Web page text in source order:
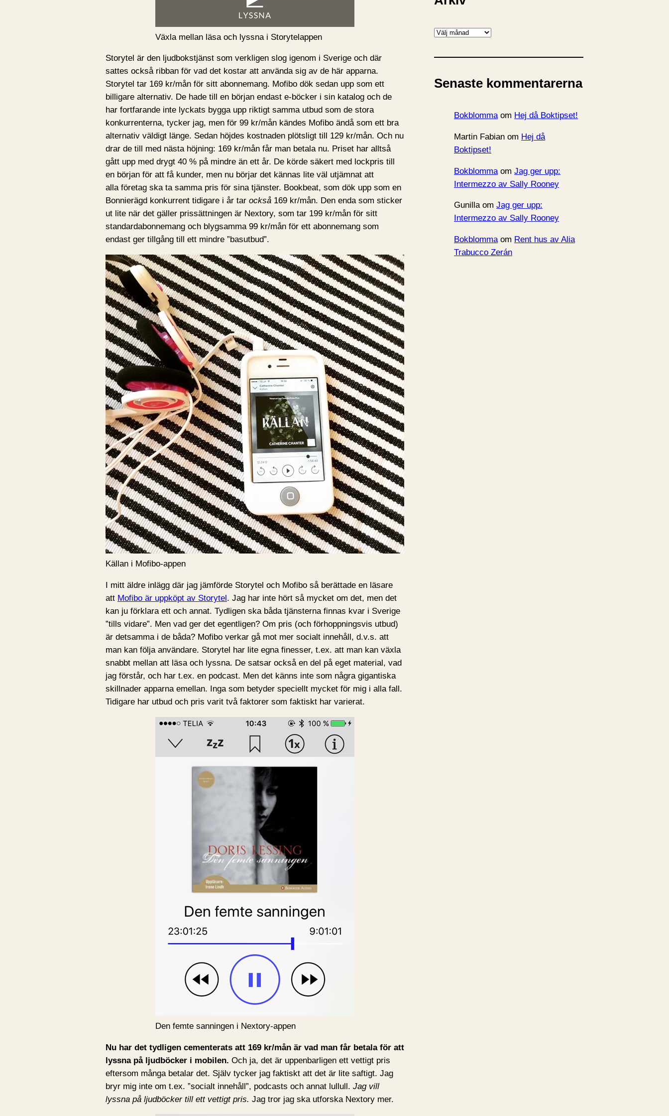
Växla mellan läsa och lyssna i Storytelappen
Storytel är den ljudbokstjänst som verkligen slog igenom i Sverige och där
sattes också ribban för vad det kostar att använda sig av de här apparna.
Storytel tar 169 kr/mån för sitt abonnemang. Mofibo dök sedan upp som ett
billigare alternativ. De hade till en början endast e-böcker i sin katalog och de
har fortfarande inte lyckats bygga upp riktigt samma utbud som de stora
konkurrenterna, tycker jag, men för 99 kr/mån kändes Mofibo ändå som ett bra
alternativ väldigt länge. Sedan höjdes kostnaden plötsligt till 129 kr/mån. Och nu
drar de till med nästa höjning: 169 kr/mån får man betala nu. Priset har alltså
gått upp med drygt 40 % på mindre än ett år. De körde säkert med lockpris till
en början för att få kunder, men nu börjar det kännas lite väl utjämnat att
alla företag ska ta samma pris för sina tjänster. Bookbeat, som dök upp som en
Bonnierägd konkurrent tidigare i år tar också 169 kr/mån. Den enda som sticker
ut lite när det gäller prissättningen är Nextory, som tar 199 kr/mån för sitt
standardabonnemang och blygsamma 99 kr/mån för ett abonnemang som
endast ger tillgång till ett mindre ”basutbud”.
Källan i Mofibo-appen
I mitt äldre inlägg där jag jämförde Storytel och Mofibo så berättade en läsare
att Mofibo är uppköpt av Storytel. Jag har inte hört så mycket om det, men det
kan ju förklara ett och annat. Tydligen ska båda tjänsterna finnas kvar i Sverige
”tills vidare”. Men vad ger det egentligen? Om pris (och förhoppningsvis utbud)
är detsamma i de båda? Mofibo verkar gå mot mer socialt innehåll, d.v.s. att
man kan följa användare. Storytel har lite egna finesser, t.ex. att man kan växla
snabbt mellan att läsa och lyssna. De satsar också en del på eget material, vad
jag förstår, och har t.ex. en podcast. Men det känns inte som några gigantiska
skillnader apparna emellan. Inga som betyder speciellt mycket för mig i alla fall.
Tidigare har utbud och pris varit två faktorer som faktiskt har varierat.
Den femte sanningen i Nextory-appen
Nu har det tydligen cementerats att 169 kr/mån är vad man får betala för att
lyssna på ljudböcker i mobilen. Och ja, det är uppenbarligen ett vettigt pris
eftersom många betalar det. Själv tycker jag faktiskt att det är lite saftigt. Jag
bryr mig inte om t.ex. ”socialt innehåll”, podcasts och annat lullull. Jag vill
lyssna på ljudböcker till ett vettigt pris. Jag tror jag ska utforska Nextory mer.
A
k
v
Senaste kommentarerna
Bokblommaom Hej då Boktipset!
Martin Fabian om Hej då
Boktipset!
Bokblomma om Jag ger upp:
Intermezzo av Sally Rooney
Gunillaom Jag ger upp:
Intermezzo av Sally Rooney
Bokblommaom Rent hus av Alia
Trabucco Zerán